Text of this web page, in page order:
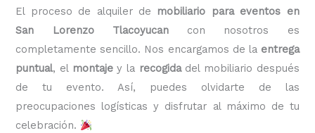
El proceso de alquiler de mobiliario para eventos en
San Lorenzo Tlacoyucancon nosotros es
completamente sencillo. Nos encargamos de la entrega
puntual, el montajey la recogidadel mobiliario después
de tu evento. Así, puedes olvidarte de las
preocupaciones logísticas y disfrutar al máximo de tu
celebración.